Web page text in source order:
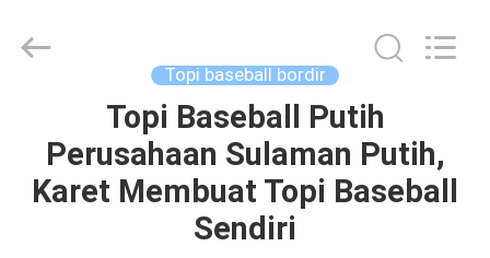
PRODUK
Topi baseball bordir
Topi Baseball Putih
Perusahaan Sulaman Putih,
Karet Membuat Topi Baseball
Sendiri